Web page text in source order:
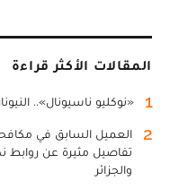
المقالات الأكثر قراءة
1 «نوكليو ناسيونال»..
2
العميل السابق في
تفاصيل مثيرة عن روابط
والجزائر